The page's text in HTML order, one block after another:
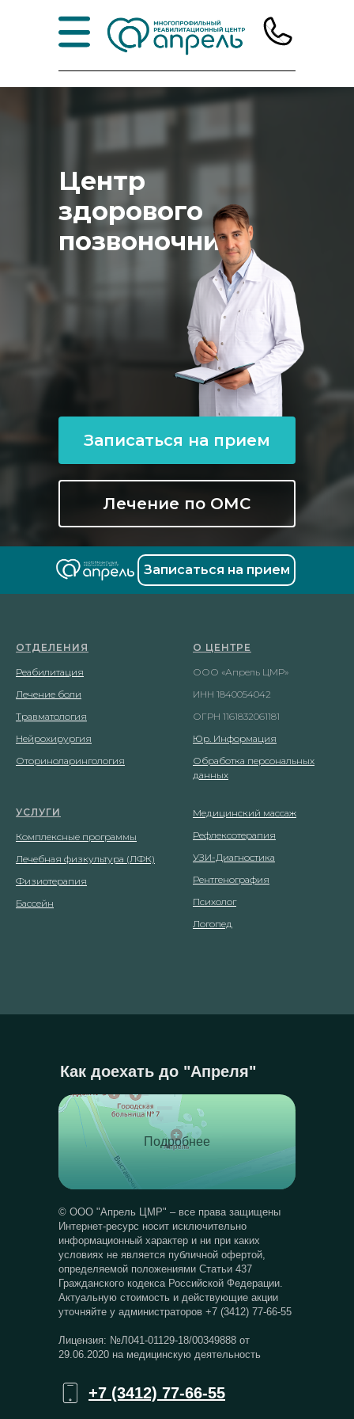
Записаться на прием
Лечение по ОМС
Центр
здорового
позвоночника
Записаться на прием
ОТДЕЛЕНИЯ
Реабилитация
Лечение боли
Травматология
Нейрохирургия
Оториноларингология
О ЦЕНТРЕ
ООО «Апрель ЦМР»
ИНН 1840054042
ОГРН 1161832061181
Юр. Информация
Обработка персональных
данных
УСЛУГИ
Комплексные программы
Лечебная физкультура (ЛФК)
Физиотерапия
Бассейн
Медицинский массаж
Рефлексотерапия
УЗИ-Диагностика
Рентгенография
Психолог
Логопед
Как доехать до "Апреля"
+7 (3412) 77-66-55
© ООО "Апрель ЦМР" – все права защищены
Интернет-ресурс носит исключительно
информационный характер и ни при каких
условиях не является публичной офертой,
определяемой положениями Статьи 437
Гражданского кодекса Российской Федерации.
Актуальную стоимость и действующие акции
уточняйте у администраторов +7 (3412) 77-66-55
Лицензия: №Л041-01129-18/00349888 от
29.06.2020 на медицинскую деятельность
Подробнее